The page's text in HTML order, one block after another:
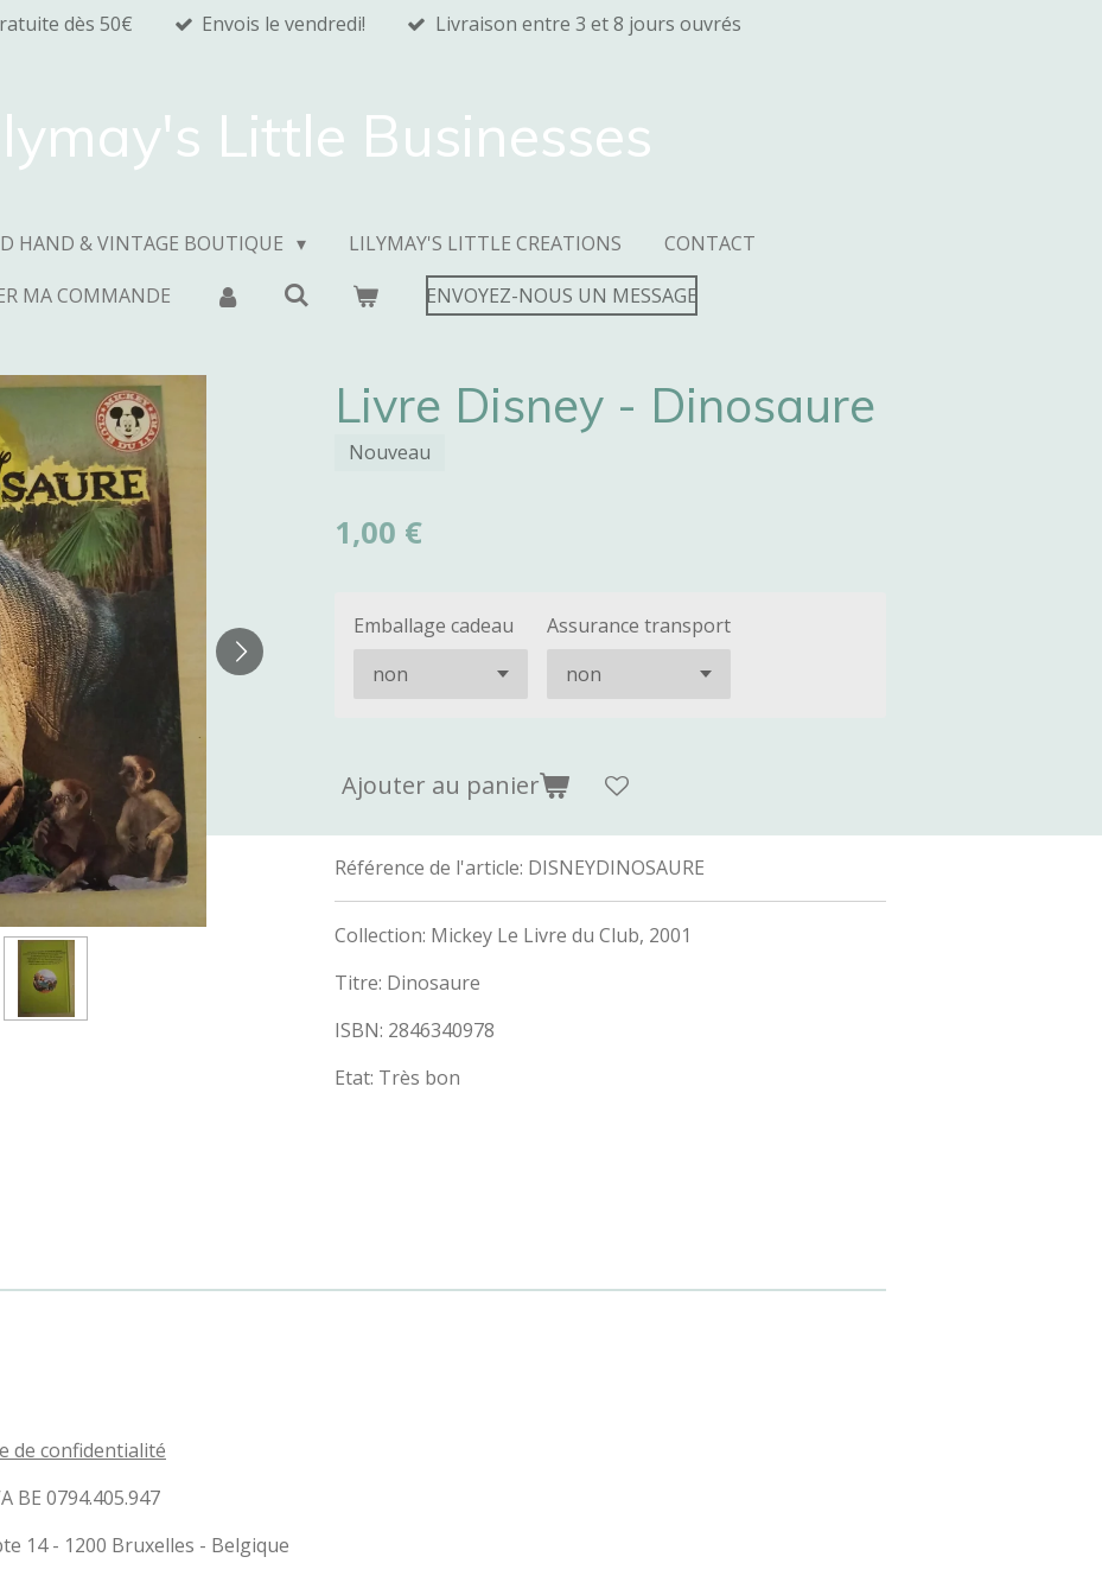
dès 50€ Envois le vendredi! Livraison entre 3 et 8 jours ouvrés
Little Businesses
HAND & VINTAGE BOUTIQUE LILYMAY'S LITTLE CREATIONS
CONTACT
MA COMMANDE
ENVOYEZ-NOUS UN MESSAGE
Livre Disney - Dinosaure
Nouveau
1,00 €
Emballage cadeau Assurance transport
Ajouter au panier
Référence de l'article: DISNEYDINOSAURE
Collection: Mickey Le Livre du Club, 2001
Titre: Dinosaure
ISBN: 2846340978
Etat: Très bon
de confidentialité
BE 0794.405.947
14 - 1200 Bruxelles - Belgique